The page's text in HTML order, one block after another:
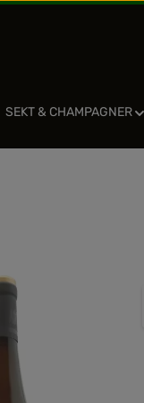
SEKT & CHAMPAGNER